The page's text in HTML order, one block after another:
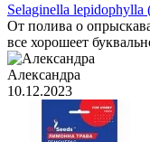
Selaginella lepidophylla
От полива о
все хорошеет
Александра
10.12.2023